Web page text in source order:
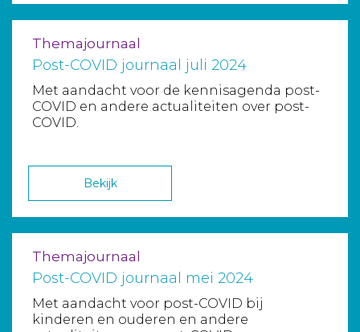
Themajournaal
Post-COVID journaal juli 2024
Met aandacht voor de kennisagenda post-
COVID en andere actualiteiten over post-
COVID.
Bekijk
Themajournaal
Post-COVID journaal mei 2024
Met aandacht voor post-COVID bij
kinderen en ouderen en andere